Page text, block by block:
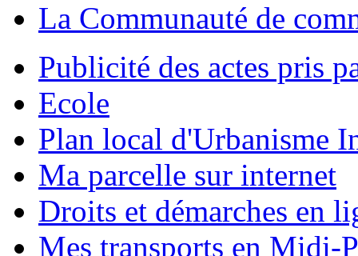
La Communauté de
Publicité des actes pris
Ecole
Plan local d'Urbanisme
Ma parcelle sur internet
Droits et démarches en
Mes transports en Midi-